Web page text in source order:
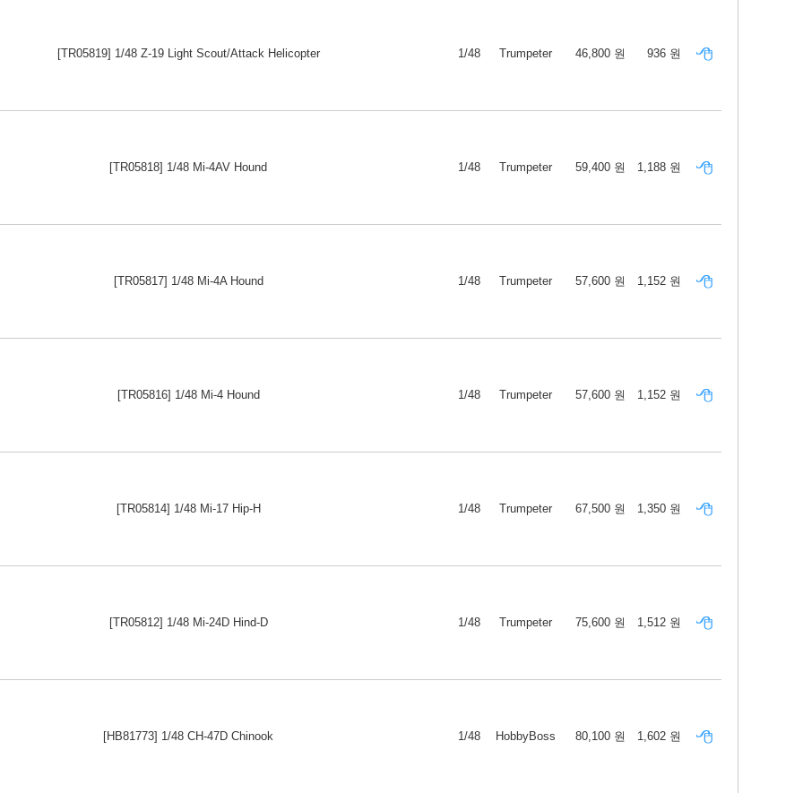
[TR05819] 1/48 Z-19 Light Scout/Attack Helicopter 1/48 Trumpeter 46,800 원 936 원
[TR05818] 1/48 Mi-4AV Hound 1/48 Trumpeter 59,400 원 1,188 원
[TR05817] 1/48 Mi-4A Hound 1/48 Trumpeter 57,600 원 1,152 원
[TR05816] 1/48 Mi-4 Hound 1/48 Trumpeter 57,600 원 1,152 원
[TR05814] 1/48 Mi-17 Hip-H 1/48 Trumpeter 67,500 원 1,350 원
[TR05812] 1/48 Mi-24D Hind-D 1/48 Trumpeter 75,600 원 1,512 원
[HB81773] 1/48 CH-47D Chinook 1/48 HobbyBoss 80,100 원 1,602 원